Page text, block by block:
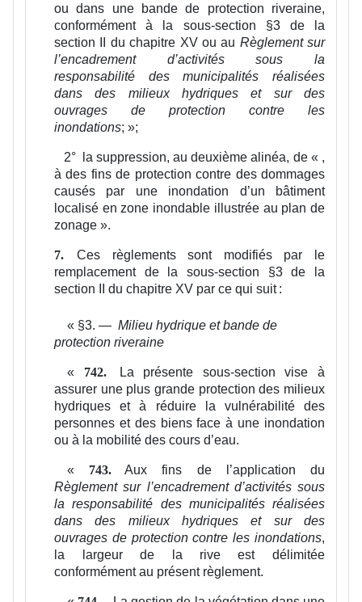
ou dans une bande de protection riveraine,
conformément à la sous-section §3 de la
section II du chapitre XV ou au Règlement sur
l’encadrement d’activités sous la
responsabilité des municipalités réalisées
dans des milieux hydriques et sur des
ouvrages de protection contre les
inondations; »;
2°
la suppression, au deuxième alinéa, de « ,
à des fins de protection contre des dommages
causés par une inondation d’un bâtiment
localisé en zone inondable illustrée au plan de
zonage ».
7.
Ces règlements sont modifiés par le
remplacement de la sous-section §3 de la
section II du chapitre XV par ce qui suit :
« §3. — Milieu hydrique et bande de
protection riveraine
« 742.
La présente sous-section vise à
assurer une plus grande protection des milieux
hydriques et à réduire la vulnérabilité des
personnes et des biens face à une inondation
ou à la mobilité des cours d’eau.
« 743.
Aux fins de l’application du
Règlement sur l’encadrement d’activités sous
la responsabilité des municipalités réalisées
dans des milieux hydriques et sur des
ouvrages de protection contre les inondations,
la largeur de la rive est délimitée
conformément au présent règlement.